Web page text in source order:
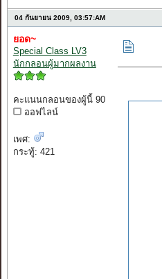
04 กันยายน 2009, 03:57:AM
ยอด~
Special Class LV3
นักกลอนผู้มากผลงาน
คะแนนกลอนของผู้นี้ 90
ออฟไลน์
เพศ:
กระทู้: 421